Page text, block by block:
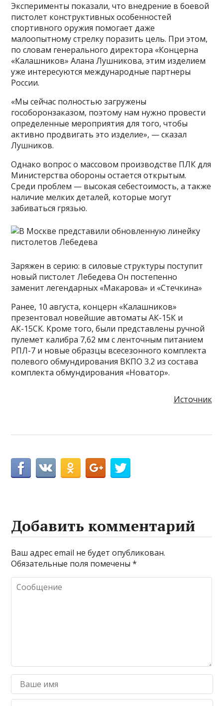
Эксперименты показали, что внедрение в боевой
пистолет конструктивных особенностей
спортивного оружия помогает даже
малоопытному стрелку поразить цель. При этом,
по словам генерального директора «Концерна
«Калашников» Алана Лушникова, этим изделием
уже интересуются международные партнеры
России.
«Мы сейчас полностью загружены
гособоронзаказом, поэтому нам нужно провести
определенные мероприятия для того, чтобы
активно продвигать это изделие», — сказал
Лушников.
Однако вопрос о массовом производстве ПЛК для
Министерства обороны остается открытым.
Среди проблем — высокая себестоимость, а также
наличие мелких деталей, которые могут
забиваться грязью.
Заряжен в серию: в силовые структуры поступит
новый пистолет Лебедева Он постепенно
заменит легендарных «Макарова» и «Стечкина»
Ранее, 10 августа, концерн «Калашников»
презентовал новейшие автоматы АК-15К и
АК-15СК. Кроме того, были представлены ручной
пулемет калибра 7,62 мм с ленточным питанием
РПЛ-7 и новые образцы всесезонного комплекта
полевого обмундирования ВКПО 3.2 из состава
комплекта обмундирования «Новатор».
Источник
Добавить комментарий
Ваш адрес email не будет опубликован.
Обязательные поля помечены*